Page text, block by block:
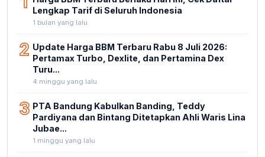
Lengkap Tarif di Seluruh Indonesia
1 bulan yang lalu
2 Update Harga BBM Terbaru Rabu 8 Juli 2026:
Pertamax Turbo, Dexlite, dan Pertamina Dex
Turu...
4 minggu yang lalu
3 PTA Bandung Kabulkan Banding, Teddy
Pardiyana dan Bintang Ditetapkan Ahli Waris Lina
Jubae...
1 minggu yang lalu